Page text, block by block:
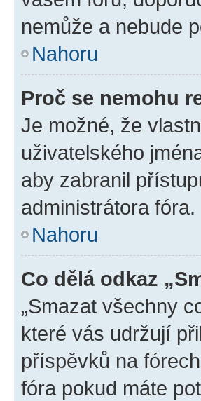
nemůže a nebude
Nahoru
Proč se nemohu
Je možné, že
uživatelského
aby zabranil
administrátora fóra.
Nahoru
Co dělá odkaz
„Smazat všechny
které vás udržují
příspěvků na
fóra pokud máte